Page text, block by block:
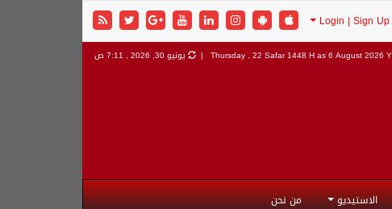
Thursday , 22 Safar 1448 H as6 August 2026 Y | يونيو 30, 2026 , 7:11 ص
الاستيديو من نحن